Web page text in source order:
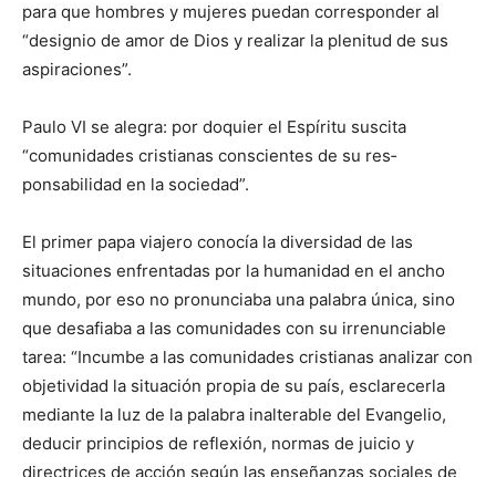
para que hombres y mujeres puedan corresponder al
“designio de amor de Dios y rea­lizar la plenitud de sus
aspiraciones”.
Paulo VI se alegra: por doquier el Espíritu suscita
“comunidades cristianas conscientes de su res­
ponsabilidad en la sociedad”.
El primer papa viajero conocía la diversidad de las
situaciones enfrentadas por la humanidad en el ancho
mundo, por eso no pronunciaba una palabra única, sino
que desafiaba a las comunidades con su irrenunciable
tarea: “In­cumbe a las comunidades cristia­nas analizar con
objetividad la situación propia de su país, esclarecerla
mediante la luz de la palabra inalterable del Evangelio,
deducir principios de reflexión, normas de juicio y
directrices de acción según las enseñanzas sociales de